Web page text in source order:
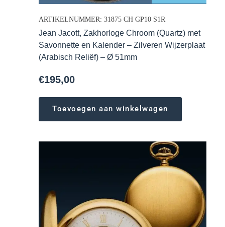
ARTIKELNUMMER: 31875 CH GP10 S1R
Jean Jacott, Zakhorloge Chroom (Quartz) met
Savonnette en Kalender – Zilveren Wijzerplaat
(Arabisch Reliëf) – Ø 51mm
€195,00
Toevoegen aan winkelwagen